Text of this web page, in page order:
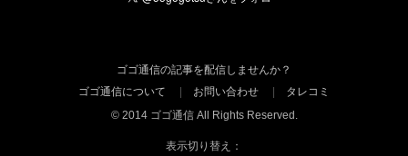
ゴゴ通信の記事を配信しませんか？
ゴゴ通信について
お問い合わせ
タレコミ
© 2014 ゴゴ通信 All Rights Reserved.
表示切り替え：